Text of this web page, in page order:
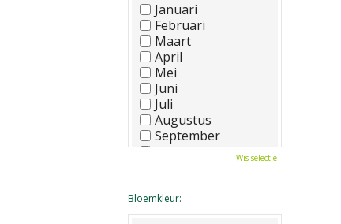
Januari
Februari
Maart
April
Mei
Juni
Juli
Augustus
September
Oktober
Wis selectie
Bloemkleur: